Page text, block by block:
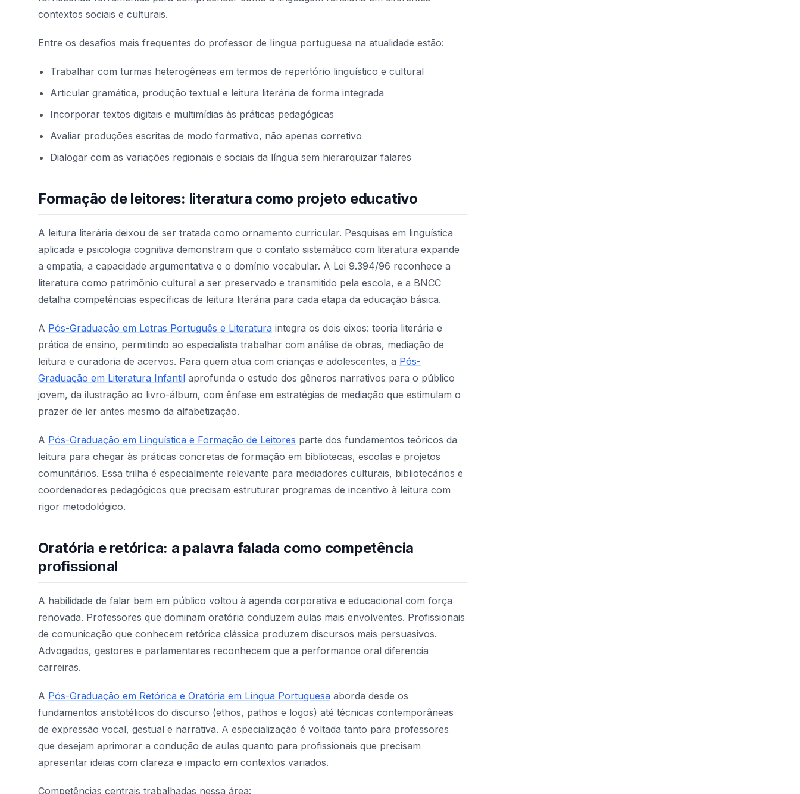
contextos sociais e culturais.
Entre os desafios mais frequentes do professor de língua portuguesa na atualidade estão:
Trabalhar com turmas heterogêneas em termos de repertório linguístico e cultural
Articular gramática, produção textual e leitura literária de forma integrada
Incorporar textos digitais e multimídias às práticas pedagógicas
Avaliar produções escritas de modo formativo, não apenas corretivo
Dialogar com as variações regionais e sociais da língua sem hierarquizar falares
Formação de leitores: literatura como projeto educativo
A leitura literária deixou de ser tratada como ornamento curricular. Pesquisas em linguística
aplicada e psicologia cognitiva demonstram que o contato sistemático com literatura expande
a empatia, a capacidade argumentativa e o domínio vocabular. A Lei 9.394/96 reconhece a
literatura como patrimônio cultural a ser preservado e transmitido pela escola, e a BNCC
detalha competências específicas de leitura literária para cada etapa da educação básica.
A Pós-Graduação em Letras Português e Literatura integra os dois eixos: teoria literária e
prática de ensino, permitindo ao especialista trabalhar com análise de obras, mediação de
leitura e curadoria de acervos. Para quem atua com crianças e adolescentes, a Pós-
Graduação em Literatura Infantil aprofunda o estudo dos gêneros narrativos para o público
jovem, da ilustração ao livro-álbum, com ênfase em estratégias de mediação que estimulam o
prazer de ler antes mesmo da alfabetização.
A Pós-Graduação em Linguística e Formação de Leitores parte dos fundamentos teóricos da
leitura para chegar às práticas concretas de formação em bibliotecas, escolas e projetos
comunitários. Essa trilha é especialmente relevante para mediadores culturais, bibliotecários e
coordenadores pedagógicos que precisam estruturar programas de incentivo à leitura com
rigor metodológico.
Oratória e retórica: a palavra falada como competência
profissional
A habilidade de falar bem em público voltou à agenda corporativa e educacional com força
renovada. Professores que dominam oratória conduzem aulas mais envolventes. Profissionais
de comunicação que conhecem retórica clássica produzem discursos mais persuasivos.
Advogados, gestores e parlamentares reconhecem que a performance oral diferencia
carreiras.
A Pós-Graduação em Retórica e Oratória em Língua Portuguesa aborda desde os
fundamentos aristotélicos do discurso (ethos, pathos e logos) até técnicas contemporâneas
de expressão vocal, gestual e narrativa. A especialização é voltada tanto para professores
que desejam aprimorar a condução de aulas quanto para profissionais que precisam
apresentar ideias com clareza e impacto em contextos variados.
Competências centrais trabalhadas nessa área: